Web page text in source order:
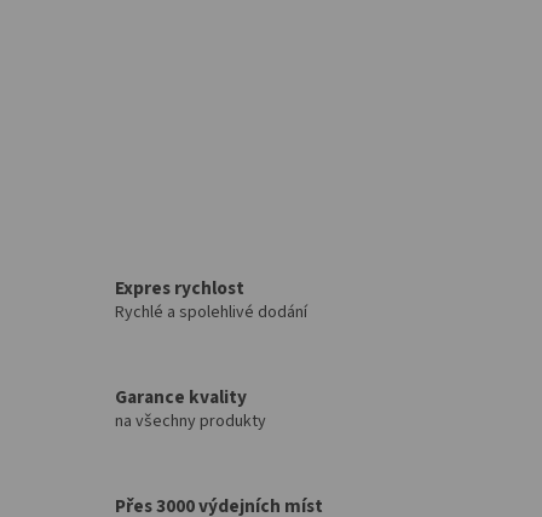
Expres rychlost
Rychlé a spolehlivé dodání
Garance kvality
na všechny produkty
Přes 3000 výdejních míst